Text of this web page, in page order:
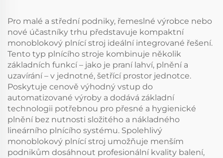
Pro malé a střední podniky, řemeslné výrobce nebo
nové účastníky trhu představuje kompaktní
monoblokový plnící stroj ideální integrované řešení.
Tento typ plnícího stroje kombinuje několik
základních funkcí – jako je praní lahví, plnění a
uzavírání – v jednotné, šetřící prostor jednotce.
Poskytuje cenově výhodný vstup do
automatizované výroby a dodává základní
technologii potřebnou pro přesné a hygienické
plnění bez nutnosti složitého a nákladného
lineárního plnícího systému. Spolehlivý
monoblokový plnící stroj umožňuje menším
podnikům dosáhnout profesionální kvality balení,